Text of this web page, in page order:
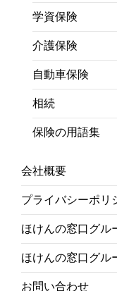
学資保険
介護保険
自動車保険
相続
保険の用語集
会社概要
プライバシーポリ
ほけんの窓口グル
ほけんの窓口グル
お問い合わせ